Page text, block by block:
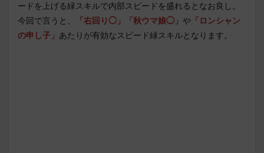
ードを上げる緑スキルで内部スピードを盛れるとなお良し。
今回で言うと、
「右回り◯」「秋ウマ娘◯」 や 「ロンシャン
の申し子」 あたりが有効なスピード緑スキルとなります。